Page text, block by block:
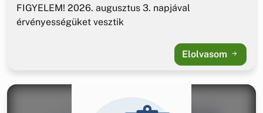
FIGYELEM! 2026. augusztus 3. napjával
érvényességüket vesztik
Elolvasom